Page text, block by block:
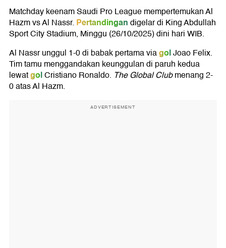
Matchday keenam Saudi Pro League mempertemukan Al
Hazm vs Al Nassr. Pertandingandigelar di King Abdullah
Sport City Stadium, Minggu (26/10/2025) dini hari WIB.
Al Nassr unggul 1-0 di babak pertama viagolJoao Felix.
Tim tamu menggandakan keunggulan di paruh kedua
lewatgolCristiano Ronaldo. The Global Clubmenang 2-
0 atas Al Hazm.
ADVERTISEMENT